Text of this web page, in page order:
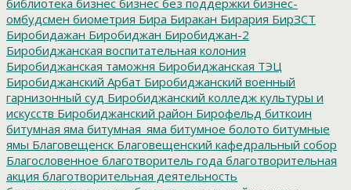
омбудсмен биометрия Бира Биракан Бирария БирЗСТ
Биробидажан Биробиджан Биробиджан-2
Биробиджанская воспитательная колония
Биробиджанская таможня Биробиджанская ТЭЦ
Биробиджанский Арбат Биробиджанский военный
гарнизонный суд Биробиджанский колледж культуры и
искусств Биробиджанский район Бирофельд биткоин
битумная яма битумная_яма битумное болото битумные
ямы Благовещенск Благовещенский кафедральный собор
Благословенное благотворитель года благотворительная
акция благотворительная деятельность